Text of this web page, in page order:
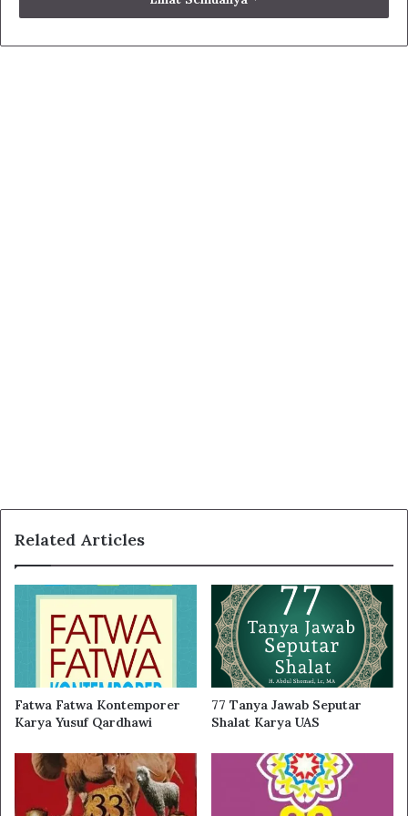
Related Articles
Fatwa Fatwa Kontemporer
Karya Yusuf Qardhawi
77 Tanya Jawab Seputar
Shalat Karya UAS